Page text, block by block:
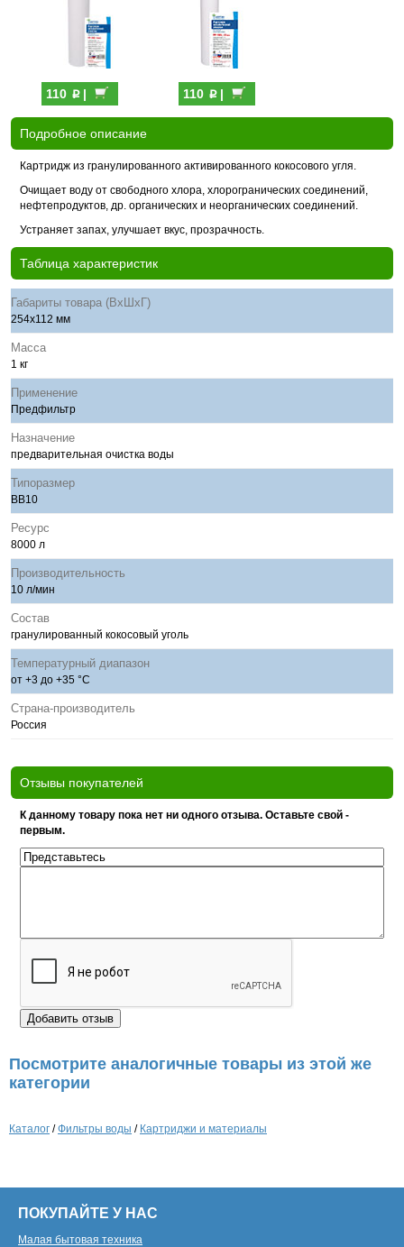
110 p| 110 p|
Подробное описание
Картридж из гранулированного активированного кокосового угля.
Очищает воду от свободного хлора, хлорогранических соединений,
нефтепродуктов, др. органических и неорганических соединений.
Устраняет запах, улучшает вкус, прозрачность.
Таблица характеристик
Габариты товара (ВхШхГ)
254х112 мм
Масса
1 кг
Применение
Предфильтр
Назначение
предварительная очистка воды
Типоразмер
BB10
Ресурс
8000 л
Производительность
10 л/мин
Состав
гранулированный кокосовый уголь
Температурный диапазон
от +3 до +35 °С
Страна-производитель
Россия
Отзывы покупателей
К данному товару пока нет ни одного отзыва. Оставьте свой -
первым.
Посмотрите аналогичные товары из этой же
категории
Каталог /Фильтры воды / Картриджи и материалы
ПОКУПАЙТЕ У НАС
Малая бытовая техника